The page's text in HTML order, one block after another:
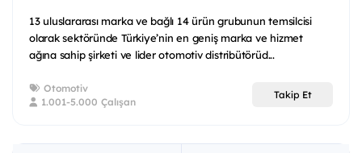
13 uluslararası marka ve bağlı 14 ürün grubunun temsilcisi
olarak sektöründe Türkiye’nin en geniş marka ve hizmet
ağına sahip şirketi ve lider otomotiv distribütörüd...
Otomotiv
1.001-5.000 Çalışan
Takip Et